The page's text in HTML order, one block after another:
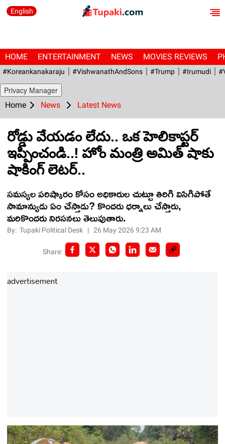
English
HOME ENTERTAINMENT NEWS MOVIES REVIEWS
#Koreankanakaraju #VishwanathAndSons #Trump #irumudi
Privacy Manager
Home News Latest News
రోడ్డు వేయడం లేదు.. ఒక హెలికాప్టర్
ఇప్పించండి..! హోం మంత్రి అమిత్ షాకు
షాకింగ్ లెటర్..
సమస్యల పరిష్కారం కోసం అధికారుల చుట్టూ తిరిగి విసిగిపోతే
సామాన్యుడు ఏం చేస్తాడు? కొందరు ధర్నాలు చేస్తారు,
మరికొందరు నిరసనలు తెలుపుతారు.
By:Tupaki Political Desk |26 May 2026 9:23 AM
Share:
advertisement